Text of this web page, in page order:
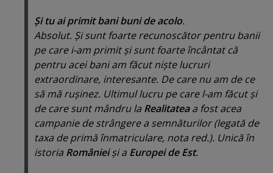
Şi tu ai primit bani buni de acolo.
Absolut. Şi sunt foarte recunoscător pentru banii
pe care i-am primit şi sunt foarte încântat că
pentru acei bani am făcut nişte lucruri
extraordinare, interesante. De care nu am de ce
să mă ruşinez. Ultimul lucru pe care l-am făcut şi
de care sunt mândru la Realitateaa fost acea
campanie de strângere a semnăturilor (legată de
taxa de primă înmatriculare, nota red.). Unică în
istoria Românieişi a Europei de Est.